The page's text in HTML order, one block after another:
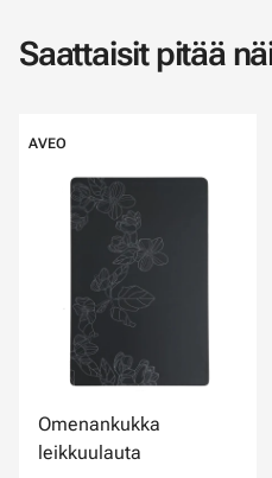
Saattaisit pitää
AVEO
Omenankukka
leikkuulauta